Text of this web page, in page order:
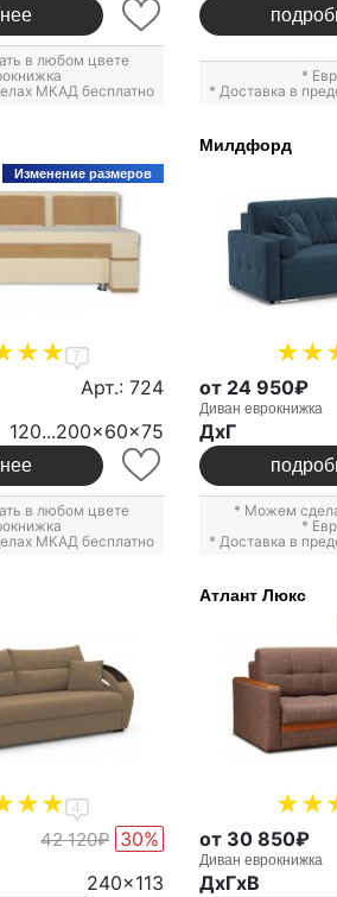
в любом цвете
МКАД бесплатно
*
* Доставка в
Изменение размеров
7
Арт.: 724
120...200x60x75
в любом цвете
МКАД бесплатно
Милдфорд
от 24 950₽
Диван еврокнижка
ДxГ
* Можем
*
* Доставка в
4
42 120₽ 30%
240x113
Атлант Люкс
от 30 850₽
Диван еврокнижка
ДxГxВ